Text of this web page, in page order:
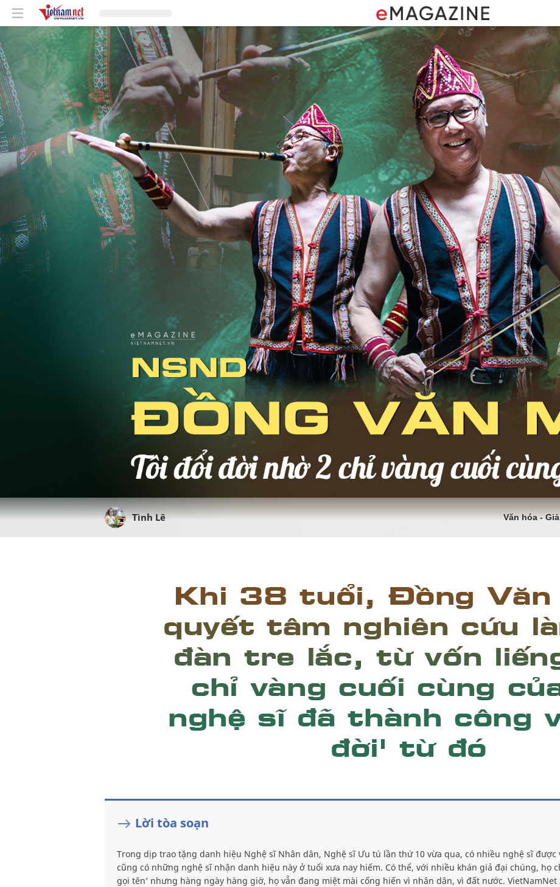
Tình Lê Văn hóa -
Lời tòa soạn
Trong dịp trao tặng danh hiệu Nghệ sĩ Nhân dân, Nghệ sĩ Ưu tú lần thứ 10 vừa qua, có nhiều nghệ sĩ
cũng có những nghệ sĩ nhận danh hiệu này ở tuổi xưa nay hiếm. Có thể, với nhiều khán giả đại chúng, họ
gọi tên’ nhưng hàng ngày hàng giờ, họ vẫn đang miệt mài cống hiến vì nhân dân, vì đất nước.